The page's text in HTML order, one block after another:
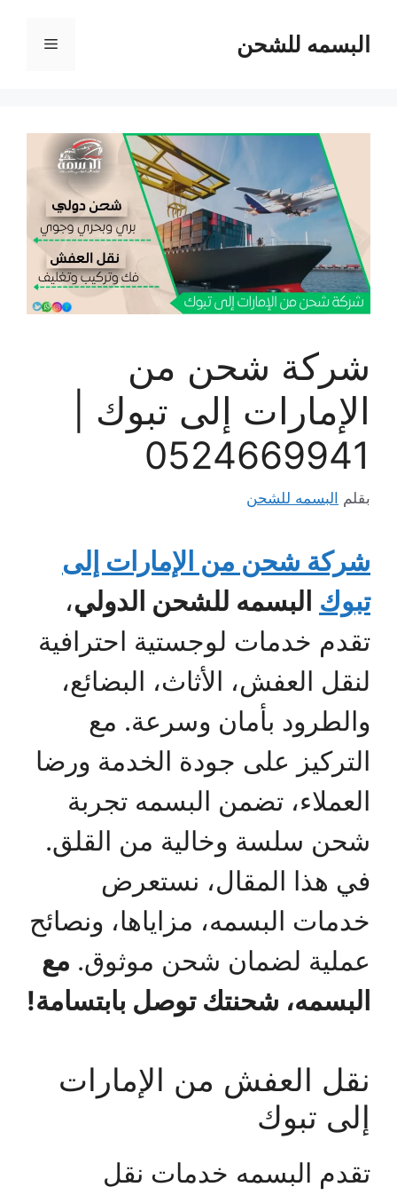
المحتوىالبسمه للشحن القائمة
شركة شحن من
الإمارات إلى تبوك |
0524669941
بقلم البسمه للشحن
شركة شحن من الإمارات إلى
تبوك البسمه للشحن الدولي،
تقدم خدمات لوجستية احترافية
لنقل العفش، الأثاث، البضائع،
والطرود بأمان وسرعة. مع
التركيز على جودة الخدمة ورضا
العملاء، تضمن البسمه تجربة
شحن سلسة وخالية من القلق.
في هذا المقال، نستعرض
خدمات البسمه، مزاياها، ونصائح
عملية لضمان شحن موثوق. مع
البسمه، شحنتك توصل بابتسامة!
نقل العفش من الإمارات
إلى تبوك
تقدم البسمه خدمات نقل